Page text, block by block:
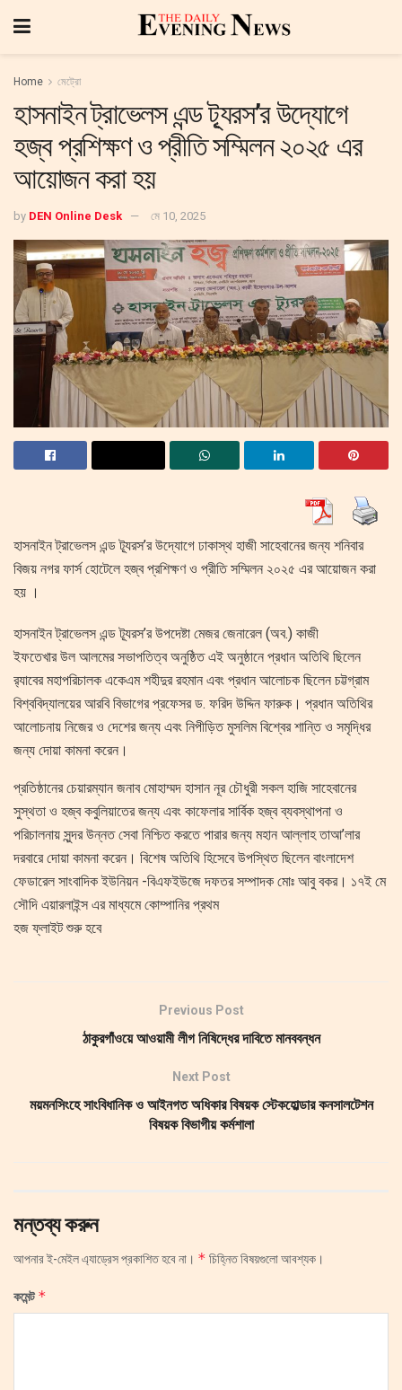
Home মেট্রো
হাসনাইন ট্রাভেলস এন্ড ট্যূরস’র উদ্যোগে
হজ্ব প্রশিক্ষণ ও প্রীতি সম্মিলন ২০২৫ এর
আয়োজন করা হয়
by DEN Online Desk মে 10, 2025
হাসনাইন ট্রাভেলস এন্ড ট্যূরস’র উদ্যোগে ঢাকাস্থ হাজী সাহেবানের জন্য শনিবার
বিজয় নগর ফার্স হোটেলে হজ্ব প্রশিক্ষণ ও প্রীতি সম্মিলন ২০২৫ এর আয়োজন করা
হয় ।
হাসনাইন ট্রাভেলস এন্ড ট্যূরস’র উপদেষ্টা মেজর জেনারেল (অব.) কাজী
ইফতেখার উল আলমের সভাপতিত্ব অনুষ্ঠিত এই অনুষ্ঠানে প্রধান অতিথি ছিলেন
র‌্যাবের মহাপরিচালক একেএম শহীদুর রহমান এবং প্রধান আলোচক ছিলেন চট্টগ্রাম
বিশ্ববিদ্যালয়ের আরবি বিভাগের প্রফেসর ড. ফরিদ উদ্দিন ফারুক। প্রধান অতিথির
আলোচনায় নিজের ও দেশের জন্য এবং নিপীড়িত মুসলিম বিশ্বের শান্তি ও সমৃদ্ধির
জন্য দোয়া কামনা করেন।
প্রতিষ্ঠানের চেয়ারম্যান জনাব মোহাম্মদ হাসান নূর চৌধুরী সকল হাজি সাহেবানের
সুস্থতা ও হজ্ব কবুলিয়াতের জন্য এবং কাফেলার সার্বিক হজ্ব ব্যবস্থাপনা ও
পরিচালনায় সুন্দর উন্নত সেবা নিশ্চিত করতে পারার জন্য মহান আল্লাহ তাআ’লার
দরবারে দোয়া কামনা করেন। বিশেষ অতিথি হিসেবে উপস্থিত ছিলেন বাংলাদেশ
ফেডারেল সাংবাদিক ইউনিয়ন -বিএফইউজে দফতর সম্পাদক মোঃ আবু বকর। ১৭ই মে
সৌদি এয়ারলাইন্স এর মাধ্যমে কোম্পানির প্রথম
হজ ফ্লাইট শুরু হবে
Previous Post
ঠাকুরগাঁওয়ে আওয়ামী লীগ নিষিদ্ধের দাবিতে মানববন্ধন
Next Post
ময়মনসিংহে সাংবিধানিক ও আইনগত অধিকার বিষয়ক স্টেকহোল্ডার কনসালটেশন
বিষয়ক বিভাগীয় কর্মশালা
মন্তব্য করুন
আপনার ই-মেইল এ্যাড্রেস প্রকাশিত হবে না। * চিহ্নিত বিষয়গুলো আবশ্যক।
কমেন্ট*